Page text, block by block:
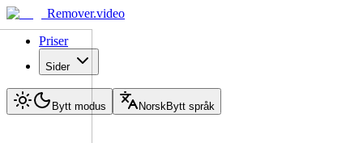
Remover.video
Priser
Sider
Bytt modus NorskBytt språk